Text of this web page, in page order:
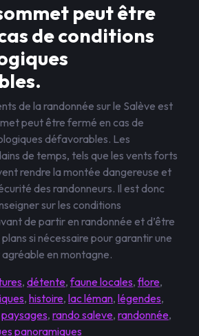
peut être
de conditions
de la randonnée sur le Salève est
peut être fermé en cas de
défavorables. Les
de temps, tels que les vents forts
rendre la montée dangereuse et
des randonneurs. Il est donc
sur les conditions
de partir en randonnée et d’être
si nécessaire pour garantir une
en montagne.
, détente,faune locales,flore,
, histoire, lac léman, légendes,
paysages, rando saleve, randonnée,
panoramiques